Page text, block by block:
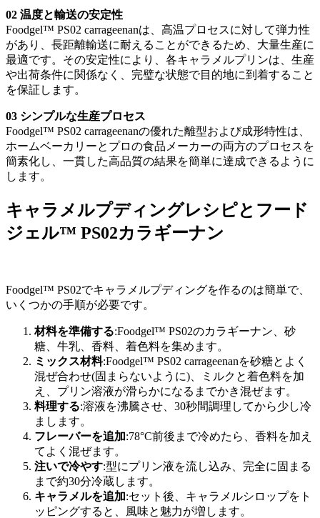
02 温度と輸送の安定性
Foodgel™ PS02 carrageenanは、高温プロセスに対して弾力性
があり、長距離輸送に耐えることができるため、大量生産に
最適です。その安定性により、各キャラメルプリンは、生産
や出荷条件に関係なく、完璧な状態で目的地に到着すること
を保証します。
03 シンプルな生産プロセス
Foodgel™ PS02 carrageenanの優れた離型および成形特性は、
ホームベーカリーとプロの食品メーカーの両方のプロセスを
簡素化し、一貫した高品質の結果を簡単に達成できるように
します。
キャラメルプディングレシピとフード
ジェル™ PS02カラギーナン
Foodgel™ PS02でキャラメルプディングを作るのは簡単で、
いくつかの手順が必要です。
材料を準備する:Foodgel™ PS02のカラギーナン、砂
糖、牛乳、香料、着色料を集めます。
ミックス材料:Foodgel™ PS02 carrageenanを砂糖とよく
混ぜ合わせ(固まらないように)、ミルクと着色料を加
え、プリン溶液が滑らかになるまでかき混ぜます。
料理する:溶液を沸騰させ、30秒間調理してから少し冷
まします。
フレーバーを追加:78°C前後まで冷めたら、香料を加え
てよく混ぜます。
注いで冷やす:型にプリン液を流し込み、完全に固まる
まで約30分冷蔵します。
キャラメルを追加:セット後、キャラメルシロップをト
ッピングすると、風味と魅力が増します。